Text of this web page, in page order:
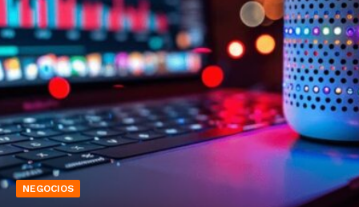
NEGOCIOS